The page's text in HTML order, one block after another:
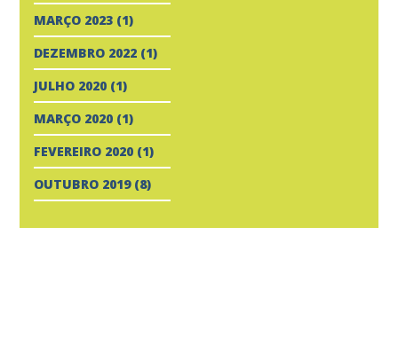
MARÇO 2023 (1)
DEZEMBRO 2022 (1)
JULHO 2020 (1)
MARÇO 2020 (1)
FEVEREIRO 2020 (1)
OUTUBRO 2019(8)